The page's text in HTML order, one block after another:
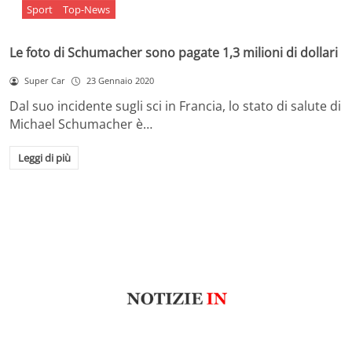
Sport Top-News
Le foto di Schumacher sono pagate 1,3 milioni di dollari
Super Car 23 Gennaio 2020
Dal suo incidente sugli sci in Francia, lo stato di salute di
Michael Schumacher è…
Leggi di più